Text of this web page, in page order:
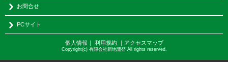
お問合せ
PCサイト
個人情報 ｜ 利用規約｜ アクセスマップ
Copyright(c) 有限会社新地開発 All rights reserved.